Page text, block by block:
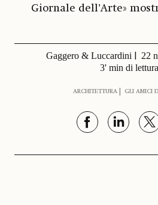
Giornale dell’Arte»
Gaggero & Luccardini
22
3' min di lettura
ARCHITETTURA GLI AMICI